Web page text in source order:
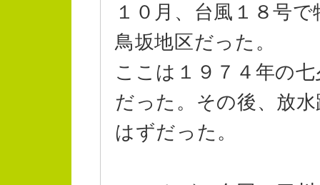
１０月、台風１８号
鳥坂地区だった。
ここは１９７４年の
だった。その後、放
はずだった。